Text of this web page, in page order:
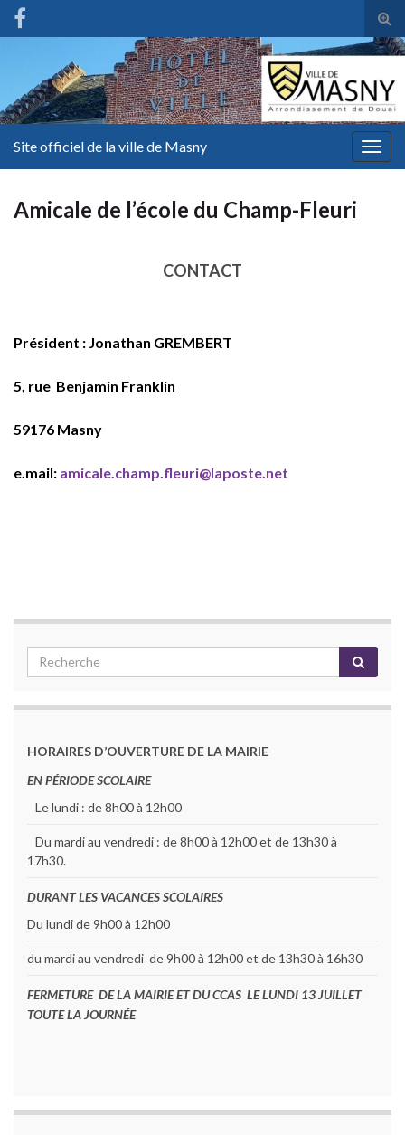
Site officiel de la ville de Masny
Amicale de l’école du Champ-Fleuri
CONTACT
Président : Jonathan GREMBERT
5, rue Benjamin Franklin
59176 Masny
e.mail: amicale.champ.fleuri@laposte.net
HORAIRES D’OUVERTURE DE LA MAIRIE
EN PÉRIODE SCOLAIRE
Le lundi : de 8h00 à 12h00
Du mardi au vendredi : de 8h00 à 12h00 et de 13h30 à
17h30.
DURANT LES VACANCES SCOLAIRES
Du lundi de 9h00 à 12h00
du mardi au vendredi de 9h00 à 12h00 et de 13h30 à 16h30
FERMETURE DE LA MAIRIE ET DU CCAS LE LUNDI 13 JUILLET
TOUTE LA JOURNÉE